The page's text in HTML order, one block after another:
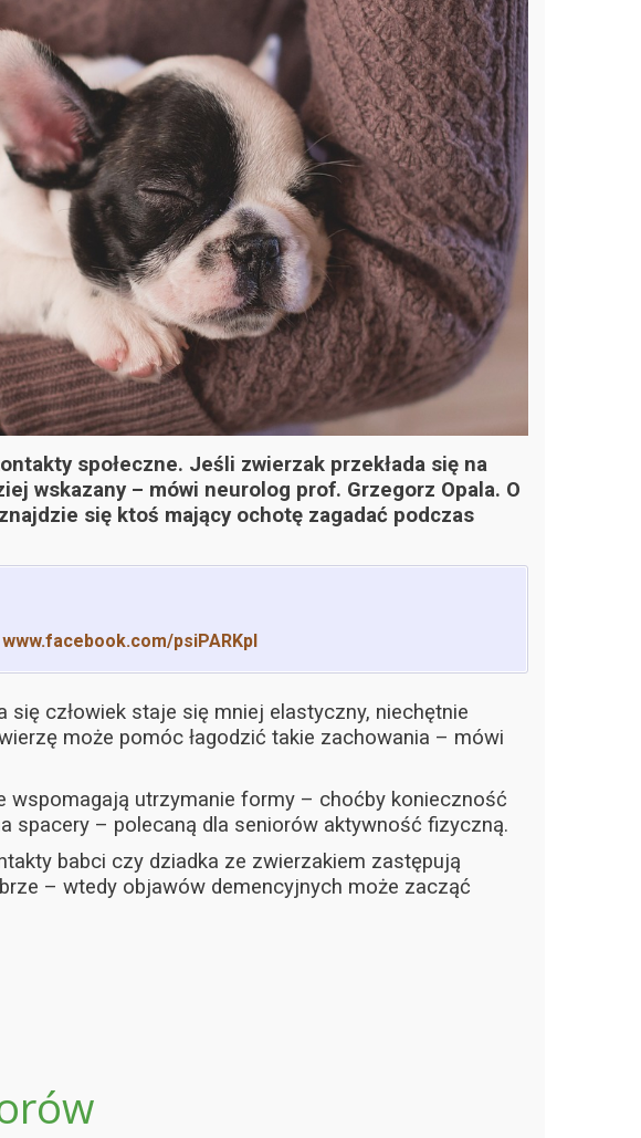
społeczne. Jeśli zwierzak przekłada się na
wskazany – mówi neurolog prof. Grzegorz Opala. O
się ktoś mający ochotę zagadać podczas
www.facebook.com/psiPARKpl
człowiek staje się mniej elastyczny, niechętnie
może pomóc łagodzić takie zachowania – mówi
wspomagają utrzymanie formy – choćby konieczność
spacery – polecaną dla seniorów aktywność fizyczną.
babci czy dziadka ze zwierzakiem zastępują
– wtedy objawów demencyjnych może zacząć